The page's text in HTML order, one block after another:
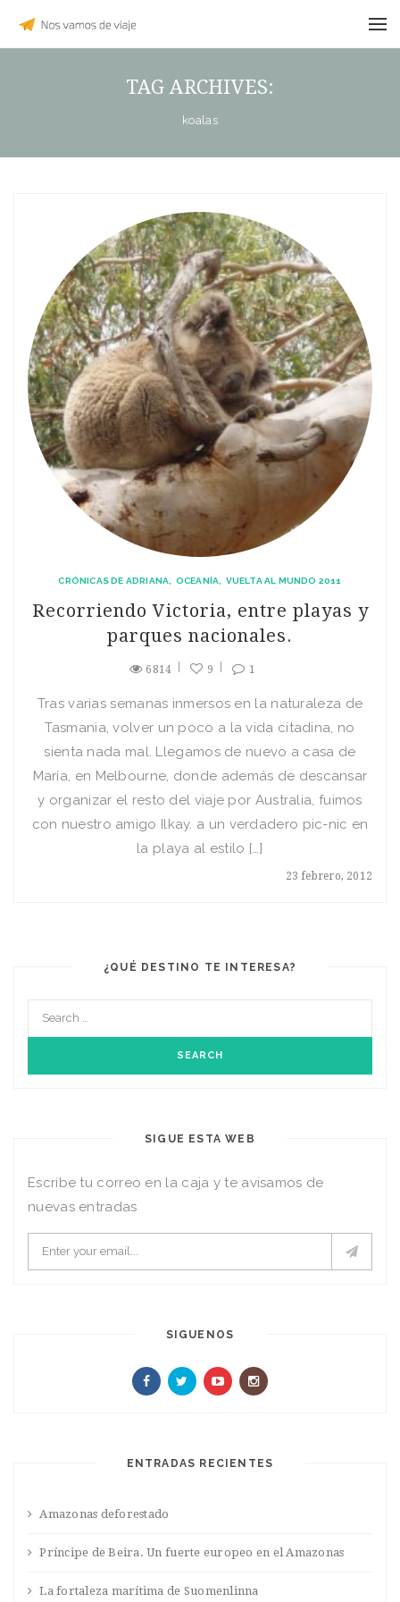
TAG ARCHIVES:
koalas
CRÓNICAS DE ADRIANA OCEANÍA VUELTA AL MUNDO 2011
Recorriendo Victoria, entre playas y
parques nacionales.
6814 9 1
23 febrero, 2012
Tras varias semanas inmersos en la naturaleza de
Tasmania, volver un poco a la vida citadina, no
sienta nada mal. Llegamos de nuevo a casa de
María, en Melbourne, donde además de descansar
y organizar el resto del viaje por Australia, fuimos
con nuestro amigo Ilkay. a un verdadero pic-nic en
la playa al estilo […]
¿QUÉ DESTINO TE INTERESA?
SIGUE ESTA WEB
Escribe tu correo en la caja y te avisamos de
nuevas entradas
SIGUENOS
ENTRADAS RECIENTES
Amazonas deforestado
Príncipe de Beira. Un fuerte europeo en el Amazonas
La fortaleza marítima de Suomenlinna